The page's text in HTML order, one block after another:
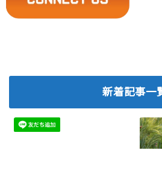
新着記事一